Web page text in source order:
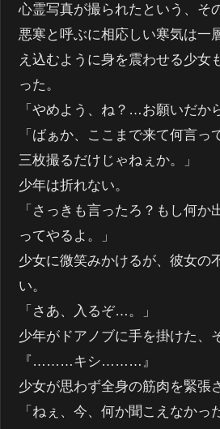
心霊写真が撮られたという、そ
悪寒と呼ぶに相応しい寒気は一
え込むように身を震わせる少女
った。
「やめよう、ね？…お願いだか
「ばぁか、ここまで来て何言っ
三枚撮るだけじゃねぇか。」
少年は折れない。
「さっきも言ったろ？もし何か
ってやるよ。」
少女に微笑みかけるが、彼女の
い。
「さあ、入るぞ…。」
少年がドアノブに手を掛けた、
『………キシ………』
少女が思わず全身の筋肉を緊張
「ねぇ、今、何か聞こえなかっ